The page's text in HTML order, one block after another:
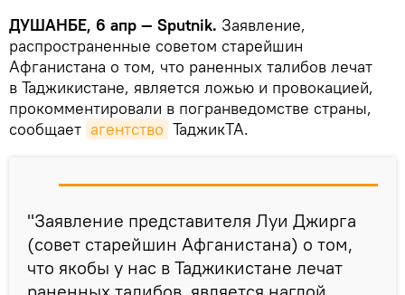
ДУШАНБЕ, 6 апр — Sputnik. Заявление,
распространенные советом старейшин
Афганистана о том, что раненных талибов лечат
в Таджикистане, является ложью и провокацией,
прокомментировали в погранведомстве страны,
сообщает агентство ТаджикТА.
"Заявление представителя Луи Джирга
(совет старейшин Афганистана) о том,
что якобы у нас в Таджикистане лечат